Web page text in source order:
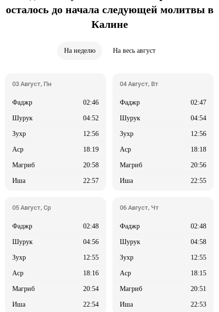
осталось до начала следующей молитвы в
Калине
На неделю На весь август
02:46
04:52
12:56
18:19
20:58
22:57
02:47
04:54
12:56
18:18
20:56
22:55
02:48
04:56
12:55
18:16
20:54
22:54
02:48
04:58
12:55
18:15
20:51
22:53